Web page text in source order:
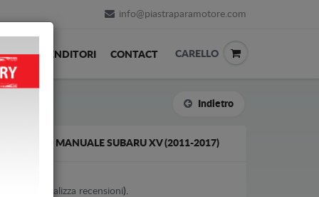
info@piastraparamotore.com
RIVENDITORI CONTACT CARELLO
Indietro
IL CAMBIO MANUALE SUBARU XV (2011-2017)
Visualizza recensioni).